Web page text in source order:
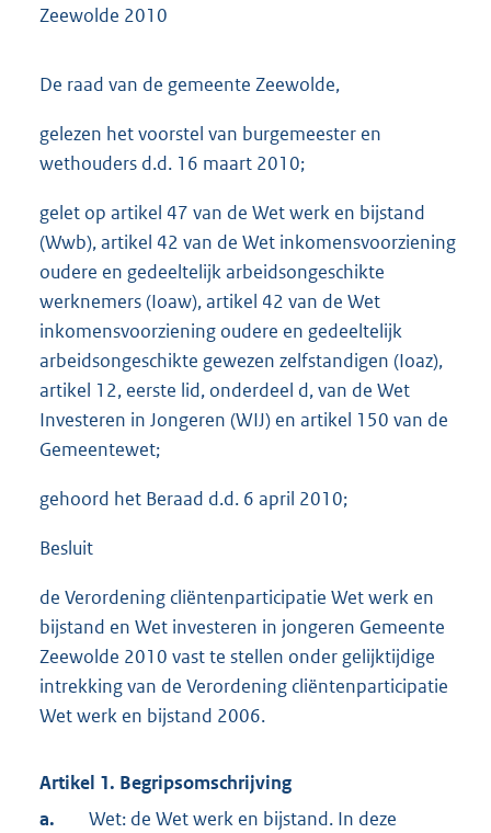
Zeewolde 2010
De raad van de gemeente Zeewolde,
gelezen het voorstel van burgemeester en
wethouders d.d. 16 maart 2010;
gelet op artikel 47 van de Wet werk en bijstand
(Wwb), artikel 42 van de Wet inkomensvoorziening
oudere en gedeeltelijk arbeidsongeschikte
werknemers (Ioaw), artikel 42 van de Wet
inkomensvoorziening oudere en gedeeltelijk
arbeidsongeschikte gewezen zelfstandigen (Ioaz),
artikel 12, eerste lid, onderdeel d, van de Wet
Investeren in Jongeren (WIJ) en artikel 150 van de
Gemeentewet;
gehoord het Beraad d.d. 6 april 2010;
Besluit
de Verordening cliëntenparticipatie Wet werk en
bijstand en Wet investeren in jongeren Gemeente
Zeewolde 2010 vast te stellen onder gelijktijdige
intrekking van de Verordening cliëntenparticipatie
Wet werk en bijstand 2006.
Artikel 1. Begripsomschrijving
a.
Wet: de Wet werk en bijstand. In deze